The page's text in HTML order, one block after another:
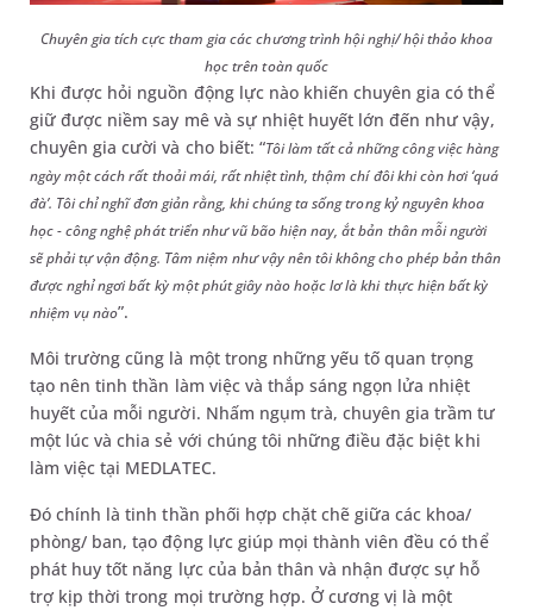
Chuyên gia tích cực tham gia các chương trình hội nghị/ hội thảo khoa
học trên toàn quốc
Khi được hỏi nguồn động lực nào khiến chuyên gia có thể
giữ được niềm say mê và sự nhiệt huyết lớn đến như vậy,
chuyên gia cười và cho biết: “Tôi làm tất cả những công việc hàng
ngày một cách rất thoải mái, rất nhiệt tình, thậm chí đôi khi còn hơi ‘quá
đà’. Tôi chỉ nghĩ đơn giản rằng, khi chúng ta sống trong kỷ nguyên khoa
học - công nghệ phát triển như vũ bão hiện nay, ắt bản thân mỗi người
sẽ phải tự vận động. Tâm niệm như vậy nên tôi không cho phép bản thân
được nghỉ ngơi bất kỳ một phút giây nào hoặc lơ là khi thực hiện bất kỳ
nhiệm vụ nào”.
Môi trường cũng là một trong những yếu tố quan trọng
tạo nên tinh thần làm việc và thắp sáng ngọn lửa nhiệt
huyết của mỗi người. Nhấm ngụm trà, chuyên gia trầm tư
một lúc và chia sẻ với chúng tôi những điều đặc biệt khi
làm việc tại MEDLATEC.
Đó chính là tinh thần phối hợp chặt chẽ giữa các khoa/
phòng/ ban, tạo động lực giúp mọi thành viên đều có thể
phát huy tốt năng lực của bản thân và nhận được sự hỗ
trợ kịp thời trong mọi trường hợp. Ở cương vị là một